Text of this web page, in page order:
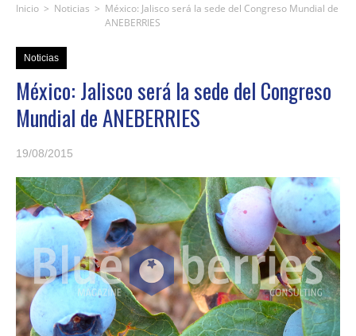
Inicio > Noticias > México: Jalisco será la sede del Congreso Mundial de
ANEBERRIES
Noticias
México: Jalisco será la sede del Congreso
Mundial de ANEBERRIES
19/08/2015